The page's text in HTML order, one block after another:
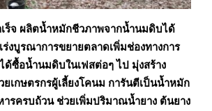
ร็จ ผลิตน้ำหมักชีวภาพจากน้ำนมดิบได้
ร่งบูรณาการขยายตลาดเพิ่มช่องทางการ
ด้ซื้อน้ำนมดิบในเฟสต่อๆ ไป มุ่งสร้าง
ยเกษตรกรผู้เลี้ยงโคนม การันตีเป็นน้ำหมัก
รครบถ้วน ช่วยเพิ่มปริมาณน้ำยาง ต้นยาง